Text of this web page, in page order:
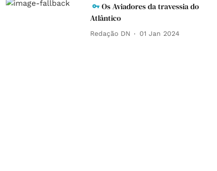
Os Aviadores da travessia do
Atlântico
Redação DN 01 Jan 2024